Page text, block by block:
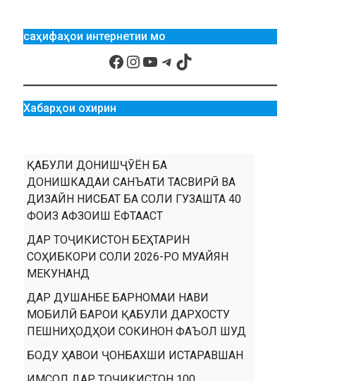
саҳифаҳои интернетии мо
Хабарҳои охирин
ҚАБУЛИ ДОНИШҶӮЁН БА
ДОНИШКАДАИ САНЪАТИ ТАСВИРӢ ВА
ДИЗАЙН НИСБАТ БА СОЛИ ГУЗАШТА 40
ФОИЗ АФЗОИШ ЁФТААСТ
ДАР ТОҶИКИСТОН БЕҲТАРИН
СОҲИБКОРИ СОЛИ 2026-РО МУАЙЯН
МЕКУНАНД
ДАР ДУШАНБЕ БАРНОМАИ НАВИ
МОБИЛӢ БАРОИ ҚАБУЛИ ДАРХОСТУ
ПЕШНИҲОДҲОИ СОКИНОН ФАЪОЛ ШУД
БОДУ ҲАВОИ ҶОНБАХШИ ИСТАРАВШАН